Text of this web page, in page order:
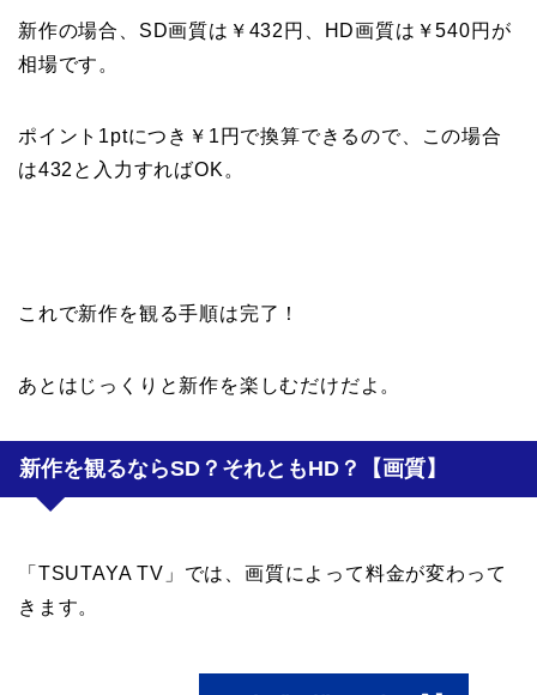
新作の場合、SD画質は￥432円、HD画質は￥540円が
相場です。
ポイント1ptにつき￥1円で換算できるので、この場合
は432と入力すればOK。
これで新作を観る手順は完了！
あとはじっくりと新作を楽しむだけだよ。
新作を観るならSD？それともHD？【画質】
「TSUTAYA TV」では、画質によって料金が変わって
きます。